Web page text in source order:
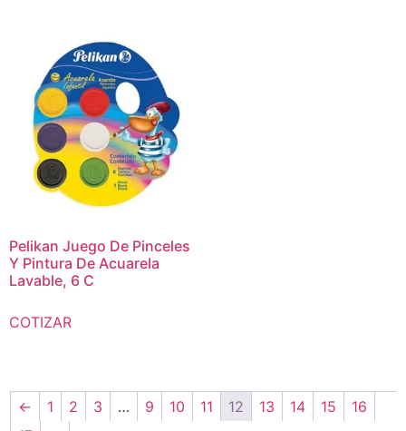
Pelikan Juego De Pinceles
Y Pintura De Acuarela
Lavable, 6 C
COTIZAR
← 1 2 3 … 9 10 11 12 13 14 15
16